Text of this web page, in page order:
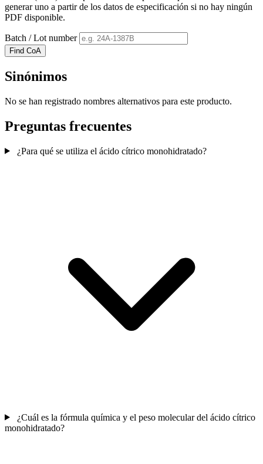
generar uno a partir de los datos de especificación si no hay ningún
PDF disponible.
Batch / Lot number
Find CoA
Sinónimos
No se han registrado nombres alternativos para este producto.
Preguntas frecuentes
¿Para qué se utiliza el ácido cítrico monohidratado?
¿Cuál es la fórmula química y el peso molecular del ácido cítrico
monohidratado?